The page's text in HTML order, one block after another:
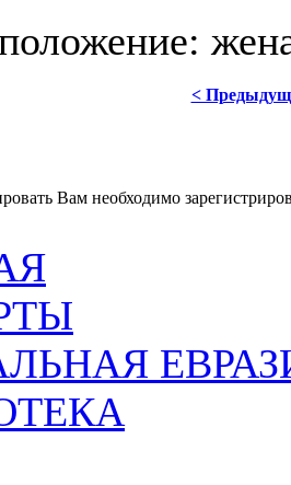
<
Вам необходимо